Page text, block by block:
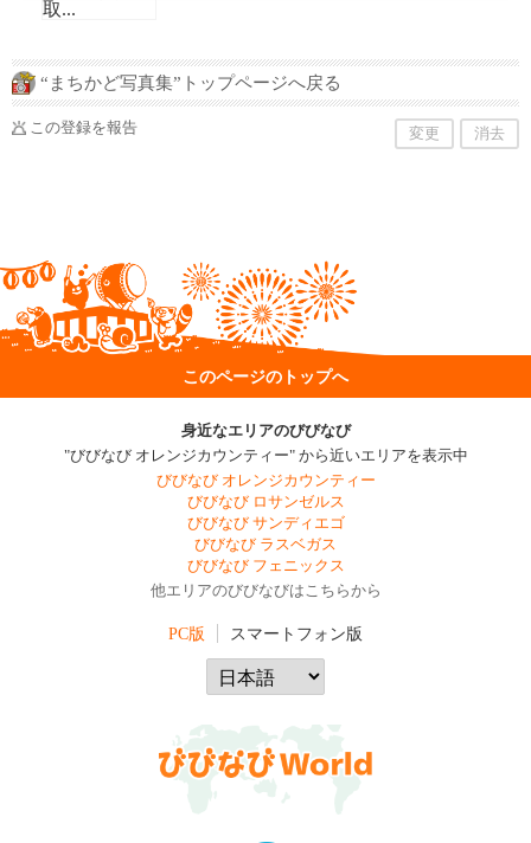
“まちかど写真集”トップページへ戻る
この登録を報告 変更 消去
このページのトップへ
身近なエリアのびびなび
"びびなび オレンジカウンティー" から近いエリアを表示中
びびなび オレンジカウンティー
びびなび ロサンゼルス
びびなび サンディエゴ
びびなび ラスベガス
びびなび フェニックス
他エリアのびびなびはこちらから
PC版 スマートフォン版